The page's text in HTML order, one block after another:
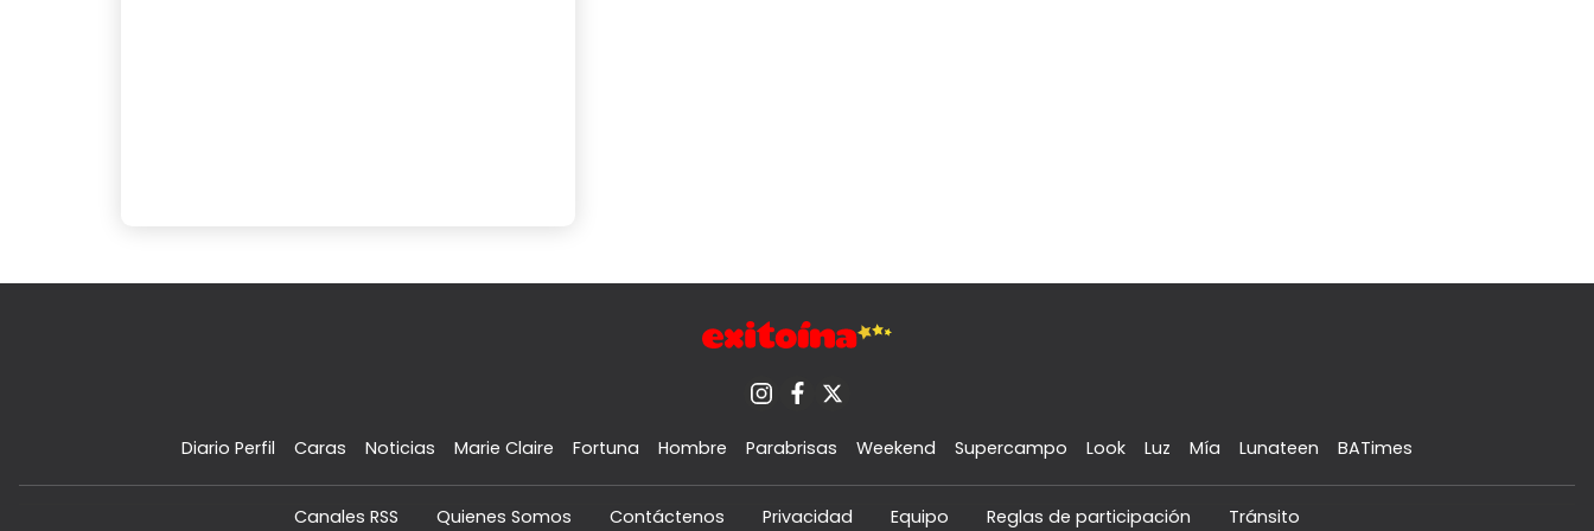
Diario Perfil Caras Noticias Marie Claire Fortuna Hombre Parabrisas Weekend Supercampo Look Luz Mía Lunateen BATimes
Canales RSS Quienes Somos Contáctenos Privacidad Equipo Reglas de participación Tránsito